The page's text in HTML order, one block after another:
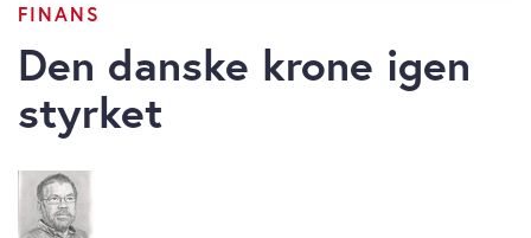
FINANS
Den danske krone igen
styrket